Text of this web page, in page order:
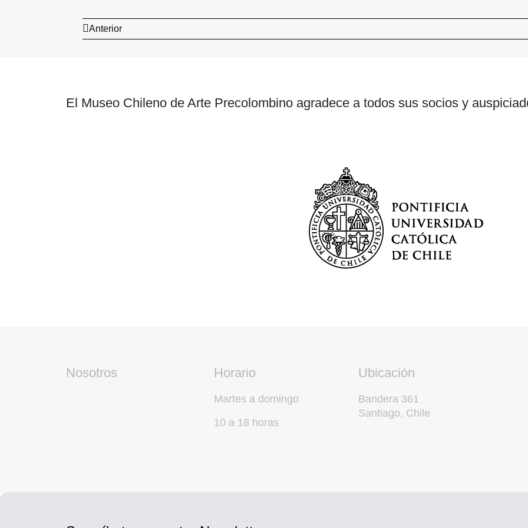
Anterior
El Museo Chileno de Arte Precolombino agradece a todos sus socios y
Nosotros Horario
Martes a domingo
10 a 18 horas
Ubicación
Bandera 361
Santiago, Chile